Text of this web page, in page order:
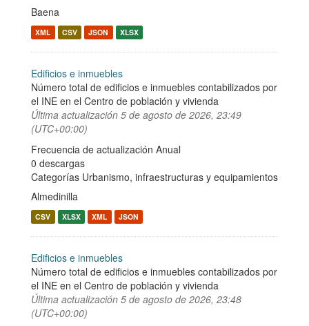
Baena
XML CSV JSON XLSX
Edificios e inmuebles
Número total de edificios e inmuebles contabilizados por
el INE en el Centro de población y vivienda
Última actualización 5 de agosto de 2026, 23:49
(UTC+00:00)
Frecuencia de actualización Anual
0 descargas
Categorías Urbanismo, infraestructuras y equipamientos
Almedinilla
CSV XLSX XML JSON
Edificios e inmuebles
Número total de edificios e inmuebles contabilizados por
el INE en el Centro de población y vivienda
Última actualización 5 de agosto de 2026, 23:48
(UTC+00:00)